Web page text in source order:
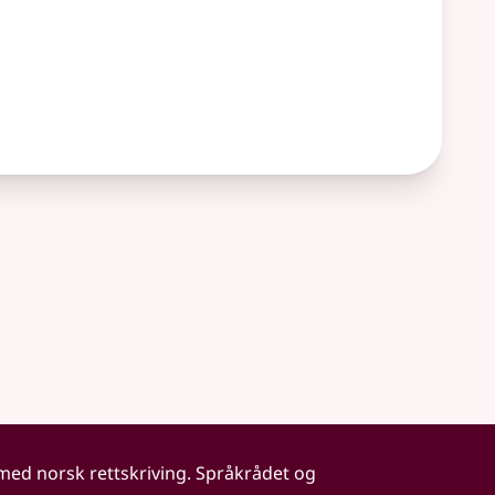
norsk rettskriving. Språkrådet og